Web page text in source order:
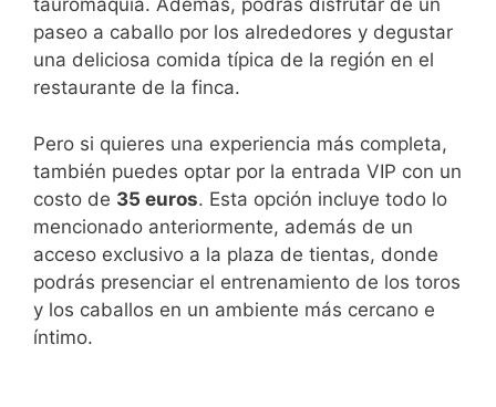
tauromaquia. Además, podrás disfrutar de un
paseo a caballo por los alrededores y degustar
una deliciosa comida típica de la región en el
restaurante de la finca.
Pero si quieres una experiencia más completa,
también puedes optar por la entrada VIP con un
costo de 35 euros. Esta opción incluye todo lo
mencionado anteriormente, además de un
acceso exclusivo a la plaza de tientas, donde
podrás presenciar el entrenamiento de los toros
y los caballos en un ambiente más cercano e
íntimo.